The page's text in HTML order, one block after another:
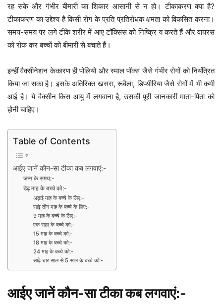
रह सके और गंभीर बीमारी का शिकार आसानी से न हो। टीकाकरण क्या है?
टीकाकरण का उद्देश्य है किसी रोग के प्रति प्रतिरोधक क्षमता को विकसित करना।
समय-समय पर लगे टीके शरीर में आए टॉक्सिंस को निष्क्रि य करते हैं और वायरस
को रोक कर बच्चों को बीमारी से बचाते हैं।
इन्हीं वैक्सीनेशन केकारण ही पोलियो और स्माल पॉक्स जैसे गंभीर रोगों को नियंत्रित
किया जा सका है। इसके अतिरिक्त खसरा, रूबैला, डिप्थीरिया जैसे रोगों में भी कमी
आई है। ये वैक्सीन किस आयु में लगवाना है, उसकी पूरी जानकारी माता-पिता को
होनी चाहिए।
Table of Contents
आईए जानें कौन-सा टीका कब लगवाएं:-
जन्म के समय:-
डेढ़ माह के बच्चे को:-
अढ़ाई माह के बच्चे के लिए:-
साढ़े तीन माह के बच्चे के लिए:-
9 माह के बच्चे के लिए:-
एक साल के बच्चे को:-
15 माह के बच्चे को:-
18 माह के बच्चे को:-
24 माह के बच्चे को:-
साढ़े चार साल से 5 साल के बच्चे को:-
आईए जानें कौन-सा टीका कब लगवाएं:-